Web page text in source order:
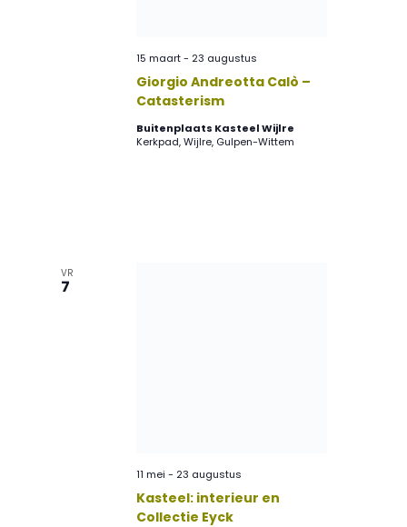
Giorgio Andreotta Calò –
Catasterism
15 maart- 23 augustus
Buitenplaats Kasteel Wijlre
Kerkpad, Wijlre, Gulpen-Wittem
VR
7
Kasteel: interieur en
Collectie Eyck
11 mei - 23 augustus